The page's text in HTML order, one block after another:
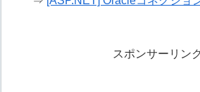
スポンサーリンク